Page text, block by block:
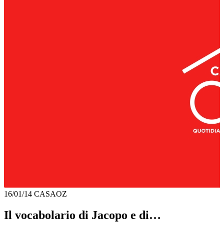
16/01/14 CASAOZ
Il vocabolario di Jacopo e di…